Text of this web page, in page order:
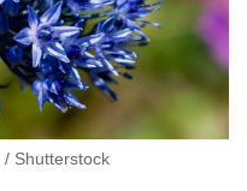
/ Shutterstock